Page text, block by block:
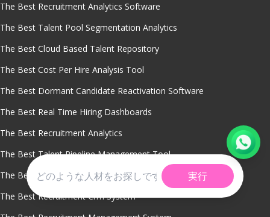
実行
The Best Recruitment Analytics Software
The Best Talent Pool Segmentation Analytics
The Best Cloud Based Talent Repository
The Best Cost Per Hire Analysis Tool
The Best Dormant Candidate Reactivation Software
The Best Real Time Hiring Dashboards
The Best Recruitment Analytics
The Best Talent Pipeline Management Tool
The Best Workforce Planning With Talent Pools
The Best Recruitment Crm System